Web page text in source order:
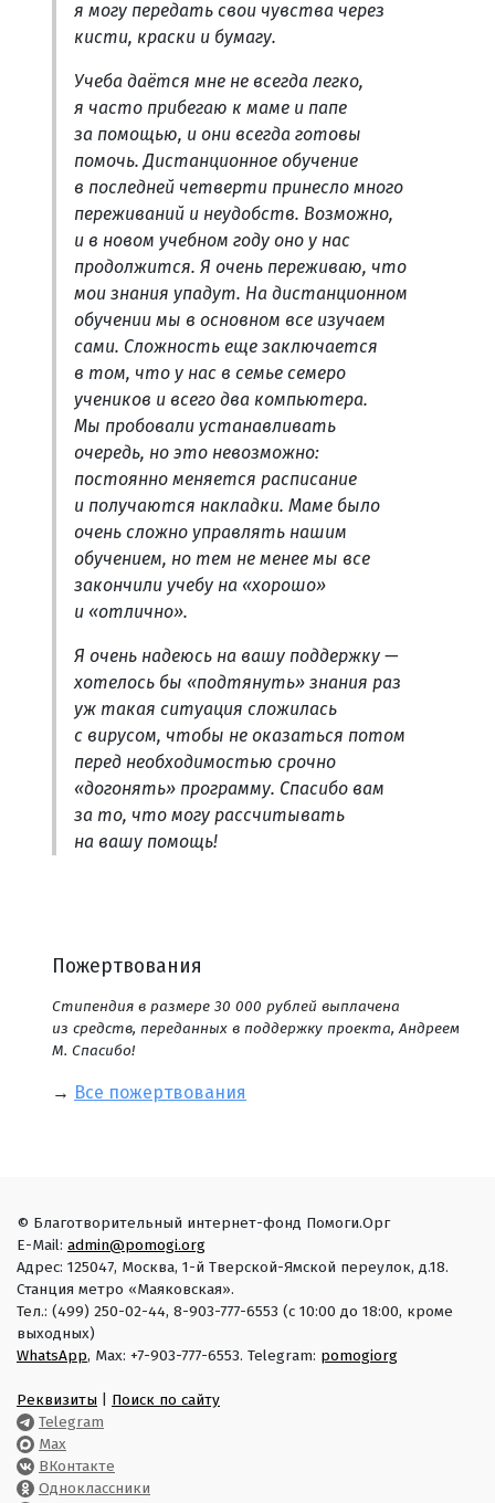
я могу передать свои чувства через
кисти, краски и бумагу.
Учеба даётся мне не всегда легко,
я часто прибегаю к маме и папе
за помощью, и они всегда готовы
помочь. Дистанционное обучение
в последней четверти принесло много
переживаний и неудобств. Возможно,
и в новом учебном году оно у нас
продолжится. Я очень переживаю, что
мои знания упадут. На дистанционном
обучении мы в основном все изучаем
сами. Сложность еще заключается
в том, что у нас в семье семеро
учеников и всего два компьютера.
Мы пробовали устанавливать
очередь, но это невозможно:
постоянно меняется расписание
и получаются накладки. Маме было
очень сложно управлять нашим
обучением, но тем не менее мы все
закончили учебу на «хорошо»
и «отлично».
Я очень надеюсь на вашу поддержку —
хотелось бы «подтянуть» знания раз
уж такая ситуация сложилась
с вирусом, чтобы не оказаться потом
перед необходимостью срочно
«догонять» программу. Спасибо вам
за то, что могу рассчитывать
на вашу помощь!
Пожертвования
Стипендия в размере 30 000 рублей выплачена
из средств, переданных в поддержку проекта, Андреем
М. Спасибо!
→ Все пожертвования
© Благотворительный интернет-фонд Помоги.Орг
E-Mail: admin@pomogi.org
Адрес: 125047, Москва, 1-й Тверской-Ямской переулок, д.18.
Станция метро «Маяковская».
Тел.: (499) 250-02-44, 8-903-777-6553 (с 10:00 до 18:00, кроме
выходных)
WhatsApp, Max: +7-903-777-6553. Telegram: pomogiorg
Реквизиты
Поиск по сайту
Telegram
Max
ВКонтакте
Одноклассники